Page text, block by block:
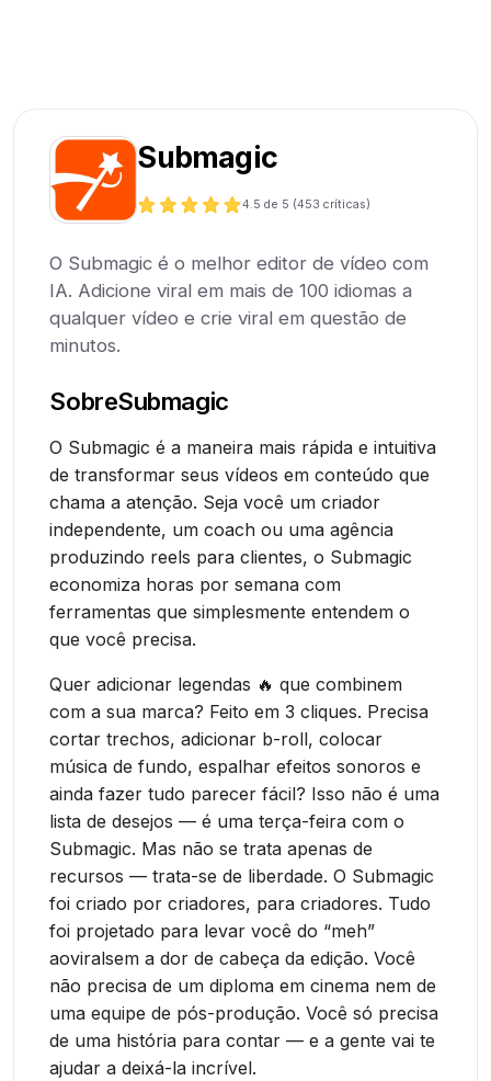
Submagic
4.5 de 5 (453 críticas)
O Submagic é o melhor editor de vídeo com
IA. Adicione viral em mais de 100 idiomas a
qualquer vídeo e crie viral em questão de
minutos.
SobreSubmagic
O Submagic é a maneira mais rápida e intuitiva
de transformar seus vídeos em conteúdo que
chama a atenção. Seja você um criador
independente, um coach ou uma agência
produzindo reels para clientes, o Submagic
economiza horas por semana com
ferramentas que simplesmente entendem o
que você precisa.
Quer adicionar legendas 🔥 que combinem
com a sua marca? Feito em 3 cliques. Precisa
cortar trechos, adicionar b-roll, colocar
música de fundo, espalhar efeitos sonoros e
ainda fazer tudo parecer fácil? Isso não é uma
lista de desejos — é uma terça-feira com o
Submagic. Mas não se trata apenas de
recursos — trata-se de liberdade. O Submagic
foi criado por criadores, para criadores. Tudo
foi projetado para levar você do “meh”
aoviralsem a dor de cabeça da edição. Você
não precisa de um diploma em cinema nem de
uma equipe de pós-produção. Você só precisa
de uma história para contar — e a gente vai te
ajudar a deixá-la incrível.